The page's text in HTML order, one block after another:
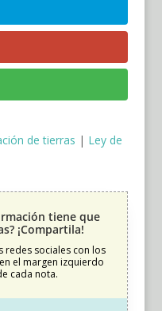
de tierras | Ley de
tiene que
¡Compartila!
redes sociales con los
el margen izquierdo
cada nota.